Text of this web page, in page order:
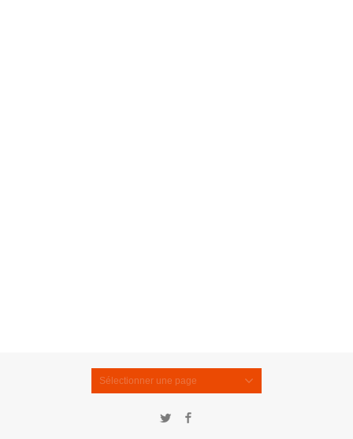
Sélectionner une page
Twitter